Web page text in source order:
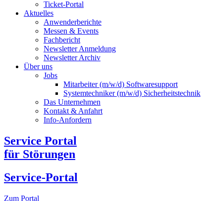
Ticket-Portal
Aktuelles
Anwenderberichte
Messen & Events
Fachbericht
Newsletter Anmeldung
Newsletter Archiv​
Über uns
Jobs
Mitarbeiter (m/w/d) Softwaresupport
Systemtechniker (m/w/d) Sicherheitstechnik
Das Unternehmen
Kontakt & Anfahrt
Info-Anfordern
Service Portal
für Störungen
Service-Portal
Zum Portal